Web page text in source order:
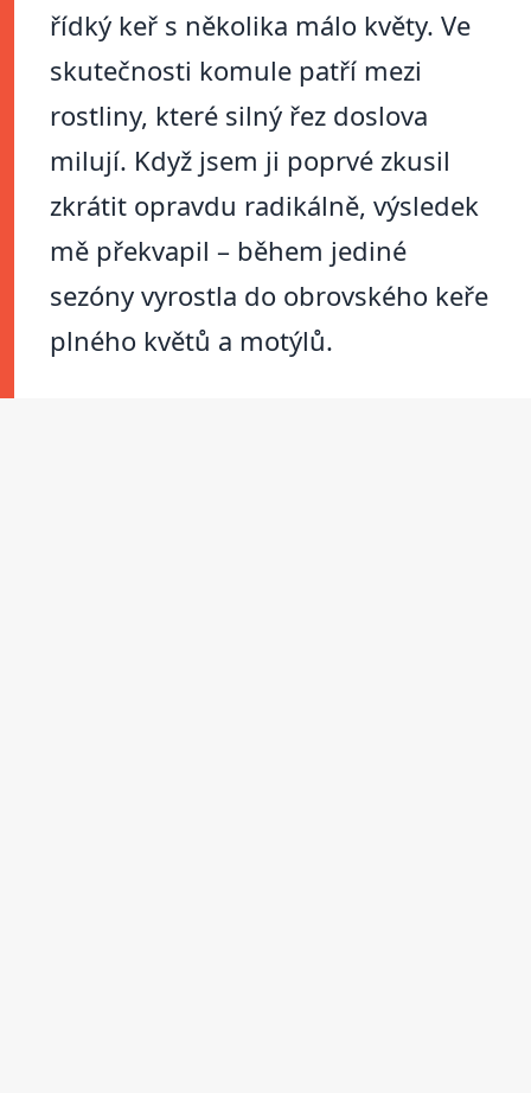
řídký keř s několika málo květy. Ve
skutečnosti komule patří mezi
rostliny, které silný řez doslova
milují. Když jsem ji poprvé zkusil
zkrátit opravdu radikálně, výsledek
mě překvapil – během jediné
sezóny vyrostla do obrovského keře
plného květů a motýlů.